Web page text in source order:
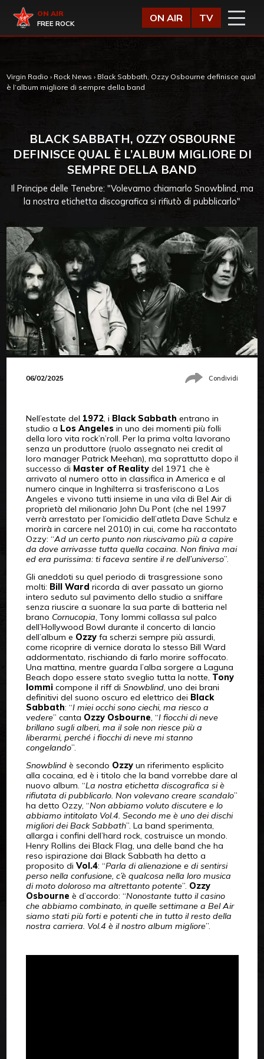
Virgin Radio
ON AIR
FREE ROCK
ON AIR TV
Virgin Radio › Rock News › Black Sabbath, Ozzy Osbourne definisce qual
è l’album migliore di sempre della band
BLACK SABBATH, OZZY OSBOURNE
DEFINISCE QUAL È L’ALBUM MIGLIORE DI
SEMPRE DELLA BAND
Il Principe delle Tenebre: "Volevamo chiamarlo Snowblind, ma
la nostra etichetta discografica si rifiutò di pubblicarlo"
06/02/2025 Condividi
Nell’estate del 1972, i Black Sabbath entrano in
studio a Los Angelesin uno dei momenti più folli
della loro vita rock’n’roll. Per la prima volta lavorano
senza un produttore (ruolo assegnato nei credit al
loro manager Patrick Meehan), ma soprattutto dopo il
successo di Master of Realitydel 1971 che è
arrivato al numero otto in classifica in America e al
numero cinque in Inghilterra si trasferiscono a Los
Angeles e vivono tutti insieme in una vila di Bel Air di
proprietà del milionario John Du Pont (che nel 1997
verrà arrestato per l’omicidio dell’atleta Dave Schulz e
morirà in carcere nel 2010) in cui, come ha raccontato
Ozzy: “Ad un certo punto non riuscivamo più a capire
da dove arrivasse tutta quella cocaina. Non finiva mai
ed era purissima: ti faceva sentire il re dell’universo”.
Gli aneddoti su quel periodo di trasgressione sono
molti: Bill Ward ricorda di aver passato un giorno
intero seduto sul pavimento dello studio a sniffare
senza riuscire a suonare la sua parte di batteria nel
brano Cornucopia, Tony Iommi collassa sul palco
dell’Hollywood Bowl durante il concerto di lancio
dell’album e Ozzyfa scherzi sempre più assurdi,
come ricoprire di vernice dorata lo stesso Bill Ward
addormentato, rischiando di farlo morire soffocato.
Una mattina, mentre guarda l’alba sorgere a Laguna
Beach dopo essere stato sveglio tutta la notte, Tony
Iommicompone il riff di Snowblind, uno dei brani
definitivi del suono oscuro ed elettrico dei Black
Sabbath: “I miei occhi sono ciechi, ma riesco a
vedere” canta Ozzy Osbourne, “I fiocchi di neve
brillano sugli alberi, ma il sole non riesce più a
liberarmi, perché i fiocchi di neve mi stanno
congelando”.
Snowblind è secondo Ozzyun riferimento esplicito
alla cocaina, ed è i titolo che la band vorrebbe dare al
nuovo album. “La nostra etichetta discografica si è
rifiutata di pubblicarlo. Non volevano creare scandalo”
ha detto Ozzy, “Non abbiamo voluto discutere e lo
abbiamo intitolato Vol.4. Secondo me è uno dei dischi
migliori dei Back Sabbath”. La band sperimenta,
allarga i confini dell’hard rock, costruisce un mondo.
Henry Rollins dei Black Flag, una delle band che ha
reso ispirazione dai Black Sabbath ha detto a
proposito di Vol.4: “Parla di alienazione e di sentirsi
perso nella confusione, c’è qualcosa nella loro musica
di moto doloroso ma altrettanto potente”. Ozzy
Osbourne è d’accordo: “Nonostante tutto il casino
che abbiamo combinato, in quelle settimane a Bel Air
siamo stati più forti e potenti che in tutto il resto della
nostra carriera. Vol.4 è il nostro album migliore”.